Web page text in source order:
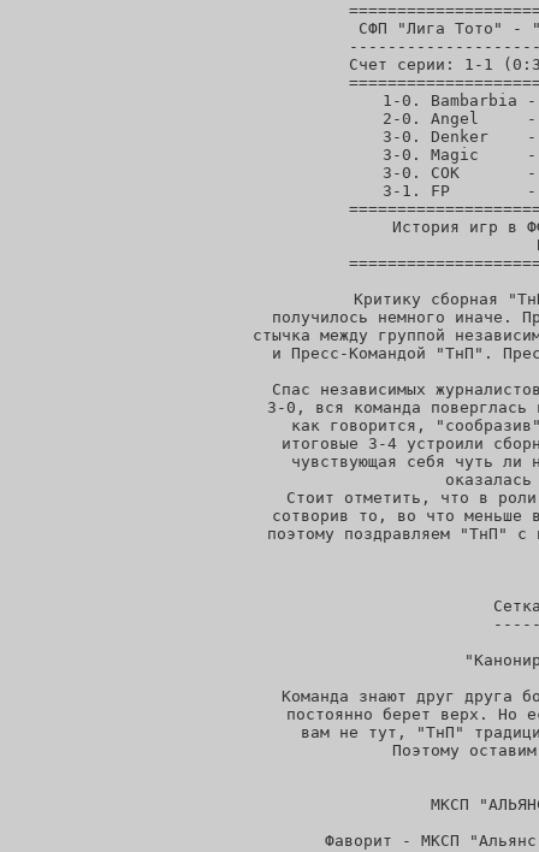
СФП "Лига Тото" -
Счет серии: 1-1
1-0.
2-0. Angel     -
3-0. Denker
3-0. Magic
3-0. COK
3-1. FP        -
История игр
Критику сборная
получилось немного иначе.
стычка между группой
и Пресс-Командой "ТнП".
Спас независимых
3-0, вся команда
как говорится,
итоговые 3-4 устроили
чувствующая себя чуть
Стоит отметить, что в
сотворив то, во что меньше
поэтому поздравляем "ТнП" с
Команда знают друг друга
постоянно берет верх. Но
вам не тут, "ТнП"
Поэтому
МКСП
Фаворит - МКСП